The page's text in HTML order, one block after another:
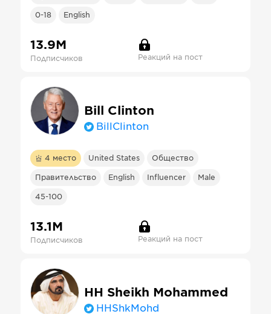
0-18 English
13.9М
Подписчиков Реакций на пост
Bill Clinton
BillClinton
4 место United States Общество
Правительство English Influencer Male
45-100
13.1М
Подписчиков Реакций на пост
HH Sheikh Mohammed
HHShkMohd